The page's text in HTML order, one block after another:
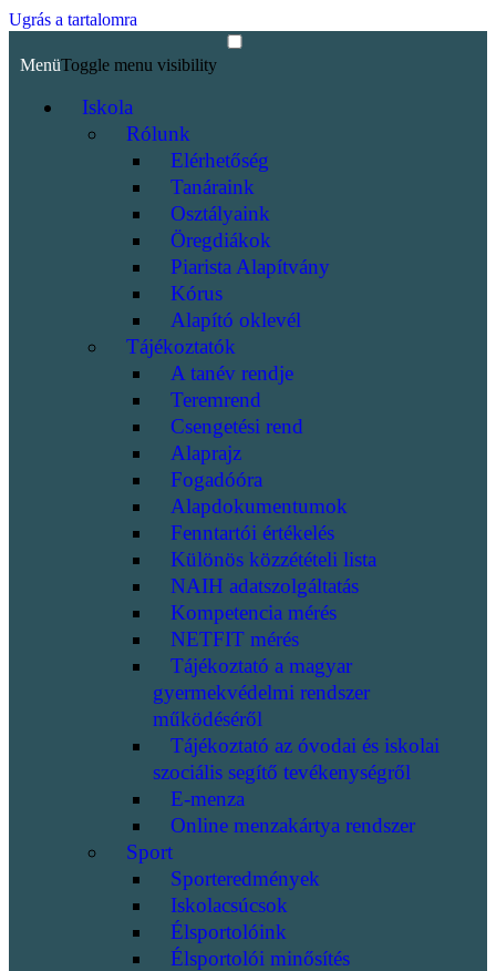
Ugrás a tartalomra
MenüToggle menu visibility
Iskola
Rólunk
Elérhetőség
Tanáraink
Osztályaink
Öregdiákok
Piarista Alapítvány
Kórus
Alapító oklevél
Tájékoztatók
A tanév rendje
Teremrend
Csengetési rend
Alaprajz
Fogadóóra
Alapdokumentumok
Fenntartói értékelés
Különös közzétételi lista
NAIH adatszolgáltatás
Kompetencia mérés
NETFIT mérés
Tájékoztató a magyar
gyermekvédelmi rendszer
működéséről
Tájékoztató az óvodai és iskolai
szociális segítő tevékenységről
E-menza
Online menzakártya rendszer
Sport
Sporteredmények
Iskolacsúcsok
Élsportolóink
Élsportolói minősítés